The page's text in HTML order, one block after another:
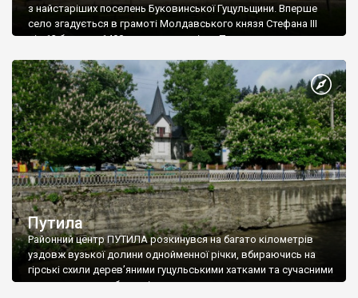
з найстаріших поселень Буковинської Гуцульщини. Вперше
село згадується в грамоті Молдавського князя Стефана ІІІ
від 13 березня 1490 року, як власність Путнянського
знаходиться на території Румунії.
Путила
Районний центр ПУТИЛА розкинувся на багато кілометрів
уздовж вузької долини однойменної річки, вбираючись на
гірські схили дерев’яними гуцульськими хатками та сучасними
корпусами нових будинків.